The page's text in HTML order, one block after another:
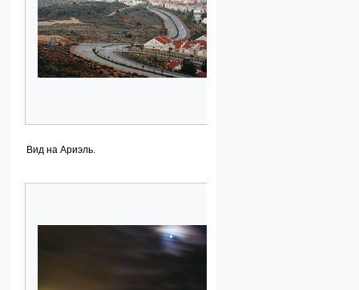
Вид на Ариэль.